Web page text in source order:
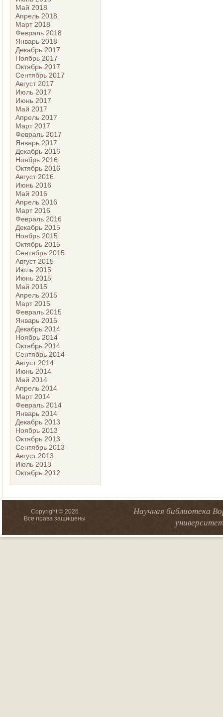
Май 2018
Апрель 2018
Март 2018
Февраль 2018
Январь 2018
Декабрь 2017
Ноябрь 2017
Октябрь 2017
Сентябрь 2017
Август 2017
Июль 2017
Июнь 2017
Май 2017
Апрель 2017
Март 2017
Февраль 2017
Январь 2017
Декабрь 2016
Ноябрь 2016
Октябрь 2016
Август 2016
Июнь 2016
Май 2016
Апрель 2016
Март 2016
Февраль 2016
Декабрь 2015
Ноябрь 2015
Октябрь 2015
Сентябрь 2015
Август 2015
Июль 2015
Июнь 2015
Май 2015
Апрель 2015
Март 2015
Февраль 2015
Январь 2015
Декабрь 2014
Ноябрь 2014
Октябрь 2014
Сентябрь 2014
Август 2014
Июнь 2014
Май 2014
Апрель 2014
Март 2014
Февраль 2014
Январь 2014
Декабрь 2013
Ноябрь 2013
Октябрь 2013
Сентябрь 2013
Август 2013
Июль 2013
Октябрь 2012
Copyright © 2026
Все права защищены
Научная библиотека